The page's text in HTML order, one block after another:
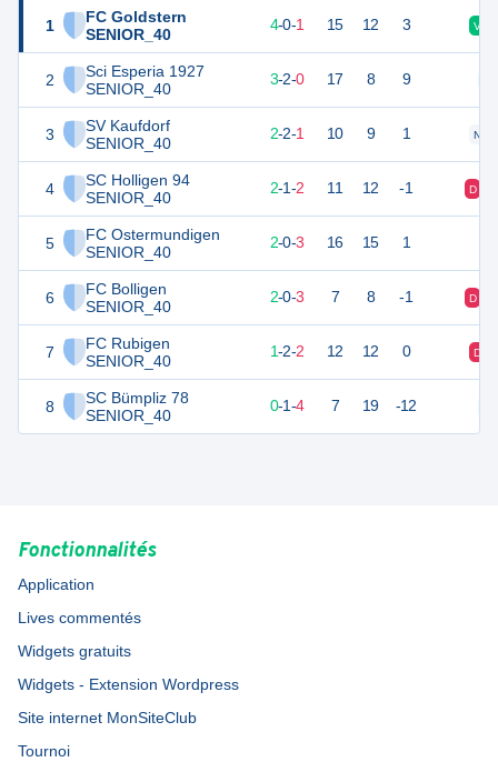
1
FC Goldstern
SENIOR_40
2
Sci Esperia 1927
SENIOR_40
3
SV Kaufdorf
SENIOR_40
4
SC Holligen 94
SENIOR_40
5
FC Ostermundigen
SENIOR_40
6
FC Bolligen
SENIOR_40
7
FC Rubigen
SENIOR_40
8
SC Bümpliz 78
SENIOR_40
4-0-1 15 12 3 V
11 3-2-0 17 8 9
2-2-1 10 9 1 N
2-1-2 11 12 -1 D
6 2-0-3 16 15 1
2-0-3 7 8 -1 D
1-2-2 12 12 0 D
0-1-4 7 19 -12
Fonctionnalités
Application
Lives commentés
Widgets gratuits
Widgets - Extension Wordpress
Site internet MonSiteClub
Tournoi